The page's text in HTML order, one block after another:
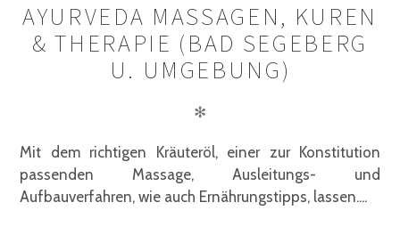
AYURVEDA MASSAGEN, KUREN
& THERAPIE (BAD SEGEBERG
U. UMGEBUNG)
✻
Mit dem richtigen Kräuteröl, einer zur Konstitution
passenden Massage, Ausleitungs- und
Aufbauverfahren, wie auch Ernährungstipps, lassen....